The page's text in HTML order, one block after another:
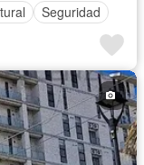
Seguridad